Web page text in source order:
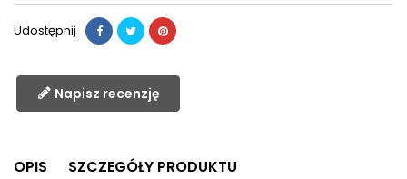
Udostępnij
Napisz recenzję
OPIS
SZCZEGÓŁY PRODUKTU